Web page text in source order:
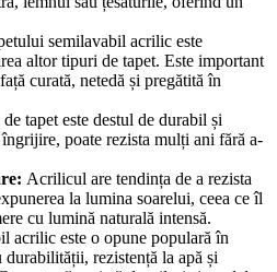
semilavabil acrilic este
altor tipuri de tapet. Este important
curată, netedă și pregătită în
tapet este destul de durabil și
poate rezista mulți ani fără a-
Acrilicul are tendința de a rezista
la lumina soarelui, ceea ce îl
cu lumină naturală intensă.
acrilic este o opune populară în
rezistență la apă și